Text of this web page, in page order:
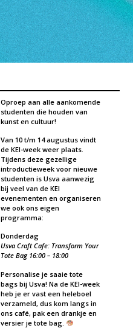
Oproep aan alle aankomende
studenten die houden van
kunst en cultuur!
Van 10 t/m 14 augustus vindt
de KEI-week weer plaats.
Tijdens deze gezellige
introductieweek voor nieuwe
studenten is Usva aanwezig
bij veel van de KEI
evenementen en organiseren
we ook ons eigen
programma:
Donderdag
Usva Craft Cafe: Transform Your
Tote Bag 16:00 – 18:00
Personalise je saaie tote
bags bij Usva! Na de KEI-week
heb je er vast een heleboel
verzameld, dus kom langs in
ons café, pak een drankje en
versier je tote bag.